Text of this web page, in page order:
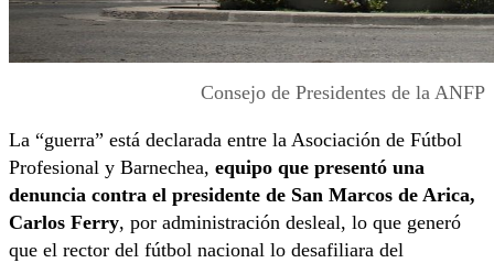
Consejo de Presidentes de la ANFP
La “guerra” está declarada entre la Asociación de Fútbol
Profesional y Barnechea, equipo que presentó una
denuncia contra el presidente de San Marcos de Arica,
Carlos Ferry, por administración desleal, lo que generó
que el rector del fútbol nacional lo desafiliara del